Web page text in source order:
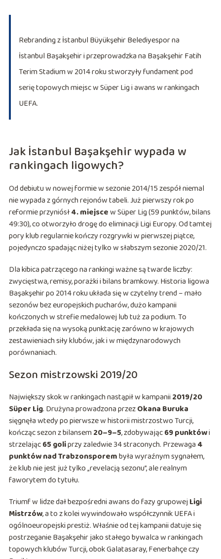
Rebranding z İstanbul Büyükşehir Belediyespor na
İstanbul Başakşehir i przeprowadzka na Başakşehir Fatih
Terim Stadium w 2014 roku stworzyły fundament pod
serię topowych miejsc w Süper Lig i awans w rankingach
UEFA.
Jak İstanbul Başakşehir wypada w
rankingach ligowych?
Od debiutu w nowej formie w sezonie 2014/15 zespół niemal
nie wypada z górnych rejonów tabeli. Już pierwszy rok po
reformie przyniósł4. miejscew Süper Lig (59 punktów, bilans
49:30), co otworzyło drogę do eliminacji Ligi Europy. Od tamtej
pory klub regularnie kończy rozgrywki w pierwszej piątce,
pojedynczo spadając niżej tylko w słabszym sezonie 2020/21.
Dla kibica patrzącego na rankingi ważne są twarde liczby:
zwycięstwa, remisy, porażki i bilans bramkowy. Historia ligowa
Başakşehir po 2014 roku układa się w czytelny trend – mało
sezonów bez europejskich pucharów, dużo kampanii
kończonych w strefie medalowej lub tuż za podium. To
przekłada się na wysoką punktację zarówno w krajowych
zestawieniach siły klubów, jak i w międzynarodowych
porównaniach.
Sezon mistrzowski 2019/20
Największy skok w rankingach nastąpił w kampanii 2019/20
Süper Lig. Drużyna prowadzona przezOkana Buruka
sięgnęła wtedy po pierwsze w historii mistrzostwo Turcji,
kończąc sezon z bilansem20–9–5, zdobywając69 punktówi
strzelając65 goliprzy zaledwie 34 straconych. Przewaga 4
punktów nad Trabzonsporembyła wyraźnym sygnałem,
że klub nie jest już tylko „revelacją sezonu”, ale realnym
faworytem do tytułu.
Triumf w lidze dał bezpośredni awans do fazy grupowejLigi
Mistrzów, a to z kolei wywindowało współczynnik UEFA i
ogólnoeuropejski prestiż. Właśnie od tej kampanii datuje się
postrzeganie Başakşehir jako stałego bywalca w rankingach
topowych klubów Turcji, obok Galatasaray, Fenerbahçe czy